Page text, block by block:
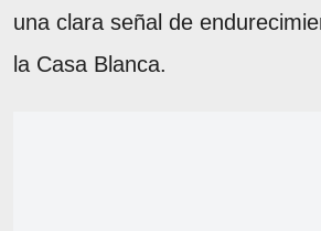
una clara señal de
la Casa Blanca.